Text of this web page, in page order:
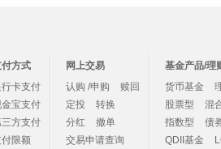
方式
卡支付
宝支付
方支付
限额
网上交易
认购 /申购
赎回
定投
转换
分红
撤单
交易申请查询
基金产品/理
货币基金
股票型
混
指数型
债
QDII基金